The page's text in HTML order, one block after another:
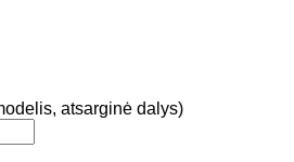
atsarginė dalys)